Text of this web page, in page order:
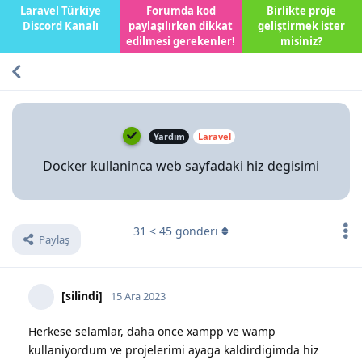
Laravel Türkiye
Discord Kanalı
Forumda kod
paylaşılırken dikkat
edilmesi gerekenler!
Birlikte proje
geliştirmek ister
misiniz?
Yardım Laravel
Docker kullaninca web sayfadaki hiz degisimi
Paylaş
31 < 45 gönderi
[silindi] 15 Ara 2023
Herkese selamlar, daha once xampp ve wamp
kullaniyordum ve projelerimi ayaga kaldirdigimda hiz